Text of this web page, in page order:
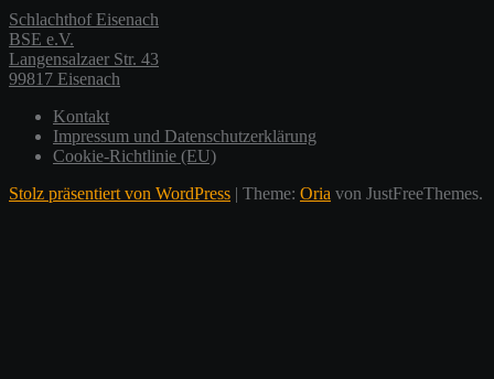
anzeigen
Google+
anzeigen
Schlachthof Eisenach
BSE e.V.
Langensalzaer Str. 43
99817 Eisenach
Kontakt
Impressum und Datenschutzerklärung
Cookie-Richtlinie (EU)
Stolz präsentiert von WordPress | Theme: Oria von JustFreeThemes.